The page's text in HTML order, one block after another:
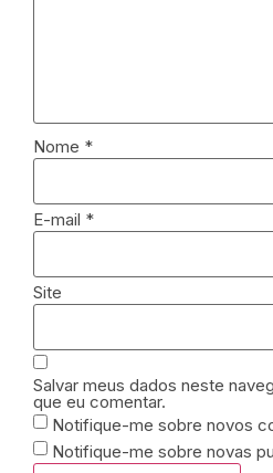
Nome *
E-mail *
Site
Salvar meus dados neste
que eu comentar.
Notifique-me sobre novos
Notifique-me sobre novas